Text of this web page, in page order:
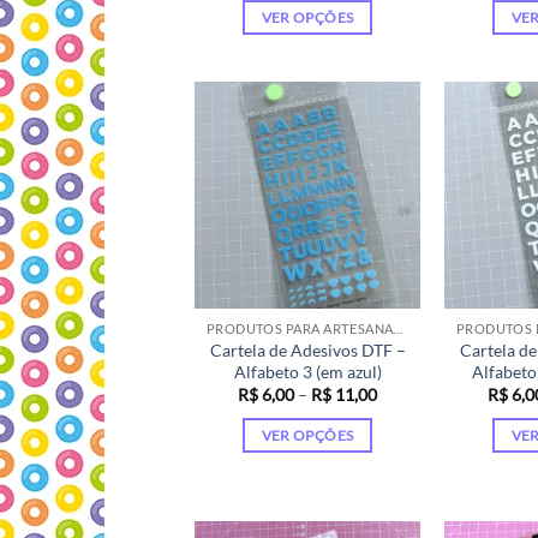
VER OPÇÕES
tem
várias
variantes.
As
opções
podem
ser
escolhidas
na
página
do
produto
PRODUTOS PARA ARTESANATO
Cartela de Adesivos DTF –
Alfabeto 3 (em azul)
R$6,00 – R$ 11,00Faixa
VER OPÇÕES
tem
Cartela
Alfabeto
R$